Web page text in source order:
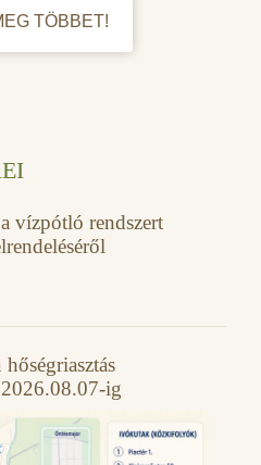
TÖBBET!
vízpótló rendszert
2026.08.07-ig